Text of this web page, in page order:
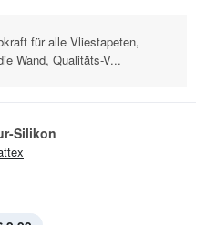
für alle Vliestapeten,
Wand, Qualitäts-V...
Silikon